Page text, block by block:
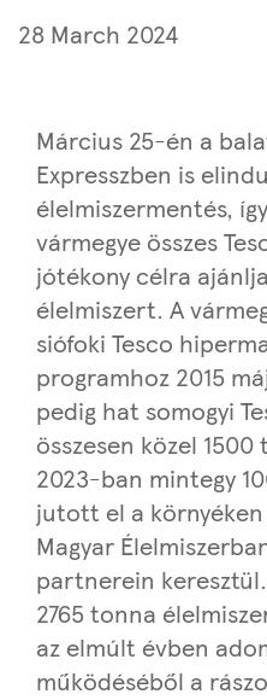
28 March 2024
Március 25-én a
Expresszben is
élelmiszermentés,
vármegye összes
jótékony célra
élelmiszert. A
siófoki Tesco
programhoz 2015
pedig hat somogyi
összesen közel
2023-ban mintegy
jutott el a
Magyar
partnerein
2765 tonna
az elmúlt évben
működéséből a